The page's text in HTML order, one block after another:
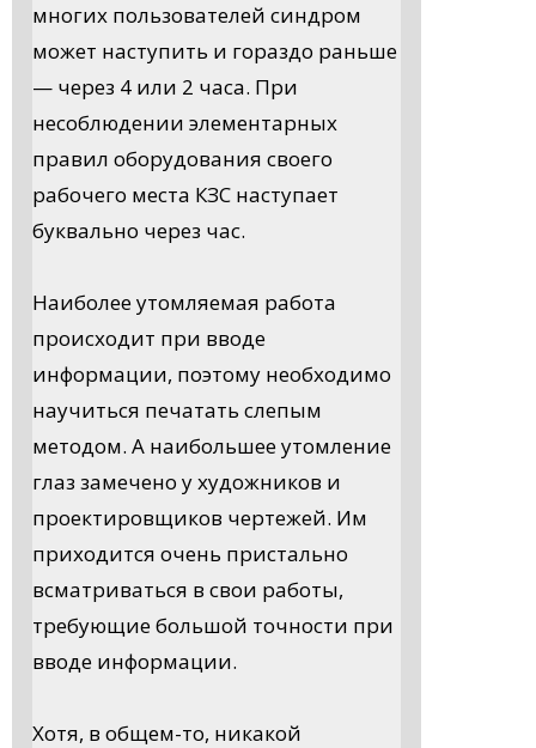
многих пользователей синдром
может наступить и гораздо раньше
— через 4 или 2 часа. При
несоблюдении элементарных
правил оборудования своего
рабочего места КЗС наступает
буквально через час.
Наиболее утомляемая работа
происходит при вводе
информации, поэтому необходимо
научиться печатать слепым
методом. А наибольшее утомление
глаз замечено у художников и
проектировщиков чертежей. Им
приходится очень пристально
всматриваться в свои работы,
требующие большой точности при
вводе информации.
Хотя, в общем-то, никакой